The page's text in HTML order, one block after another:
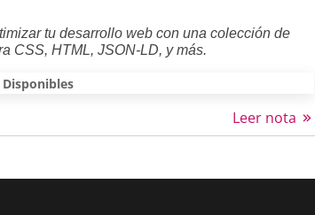
tu desarrollo web con una colección de
CSS, HTML, JSON-LD, y más.
Disponibles
Leer nota